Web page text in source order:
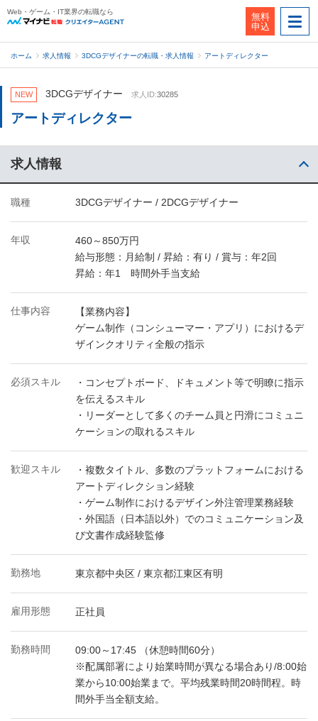
Web・ゲーム・IT業界の転職なら
無料
申込
ホーム 求人情報 3DCGデザイナーの転職・求人情報 アートディレクター
NEW 3DCGデザイナー 求人ID:30285
アートディレクター
求人情報
職種 3DCGデザイナー / 2DCGデザイナー
年収
460～850万円
給与形態：月給制 / 昇給：有り / 賞与：年2回
昇給：年1 時間外手当支給
仕事内容
【業務内容】
ゲーム制作（コンシューマー・アプリ）におけるデ
ザインクオリティ全般の指示
必須スキル
・コンセプトボード、ドキュメント等で明瞭に指示
を伝えるスキル
・リーダーとして多くのチーム員と円滑にコミュニ
ケーションの取れるスキル
歓迎スキル
・複数タイトル、多数のプラットフォームにおける
アートディレクション経験
・ゲーム制作におけるデザイン外注管理業務経験
・外国語（日本語以外）でのコミュニケーション及
び文書作成経験監修
勤務地 東京都中央区 / 東京都江東区有明
雇用形態 正社員
勤務時間
09:00～17:45 （休憩時間60分）
※配属部署により始業時間が異なる場合あり/8:00始
業から10:00始業まで。平均残業時間20時間程。時
間外手当全額支給。